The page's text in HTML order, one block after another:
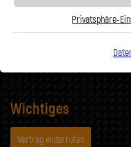
Problemlösung
Musterzusendung
Zahlungsmöglichkeiten
Wichtiges
Vertrag widerrufen
Privatsphäre-